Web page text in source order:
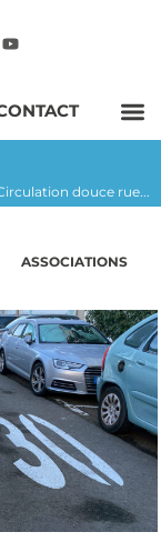
douce rue...
ASSOCIATIONS